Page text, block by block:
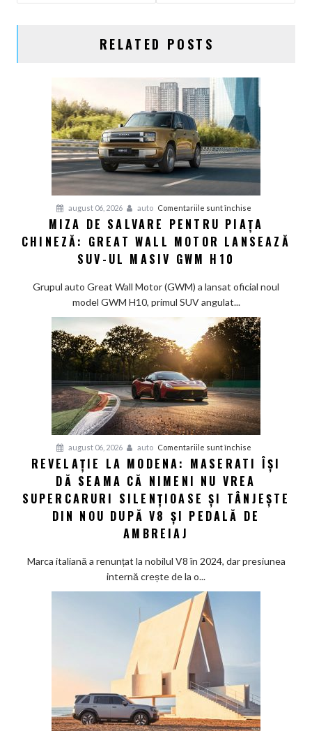
RELATED POSTS
august 06, 2026 auto Comentariile sunt închise
Miza
de
piața
Wall
Motor
ul
masiv
GWM
H10
MIZA DE SALVARE PENTRU PIAȚA
CHINEZĂ: GREAT WALL MOTOR LANSEAZĂ
SUV-UL MASIV GWM H10
Grupul auto Great Wall Motor (GWM) a lansat oficial noul
model GWM H10, primul SUV angulat...
august 06, 2026 auto Comentariile sunt închise
Revelație
la
Modena:
Maserati
își
și
din
nou
după
REVELAȚIE LA MODENA: MASERATI ÎȘI
DĂ SEAMA CĂ NIMENI NU VREA
SUPERCARURI SILENȚIOASE ȘI TÂNJEȘTE
DIN NOU DUPĂ V8 ȘI PEDALĂ DE
AMBREIAJ
Marca italiană a renunțat la nobilul V8 în 2024, dar presiunea
internă crește de la o...